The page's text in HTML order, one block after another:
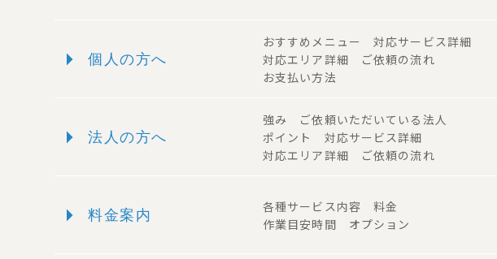
arrow_right 個人の方へ
おすすめメニュー 対応サービス詳細
対応エリア詳細 ご依頼の流れ
お支払い方法
arrow_right 法人の方へ
強み ご依頼いただいている法人
ポイント 対応サービス詳細
対応エリア詳細 ご依頼の流れ
arrow_right 料金案内
各種サービス内容 料金
作業目安時間 オプション